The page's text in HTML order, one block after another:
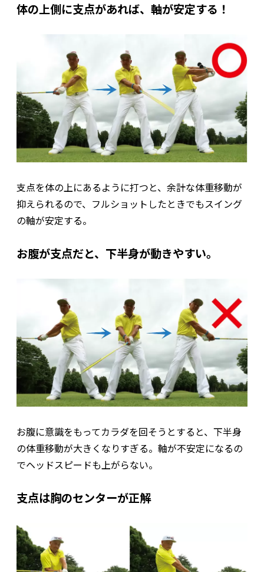
体の上側に支点があれば、軸が安定する！
支点を体の上にあるように打つと、余計な体重移動が
抑えられるので、フルショットしたときでもスイング
の軸が安定する。
お腹が支点だと、下半身が動きやすい。
お腹に意識をもってカラダを回そうとすると、下半身
の体重移動が大きくなりすぎる。軸が不安定になるの
でヘッドスピードも上がらない。
支点は胸のセンターが正解